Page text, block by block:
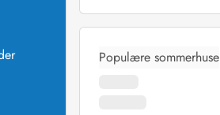
Populære sommerhuse